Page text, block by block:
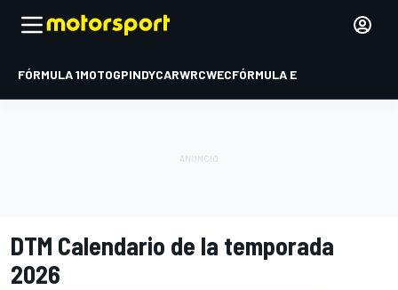
FÓRMULA 1MOTOGPINDYCARWRCWECFÓRMULA E
DTM Calendario de la temporada
2026